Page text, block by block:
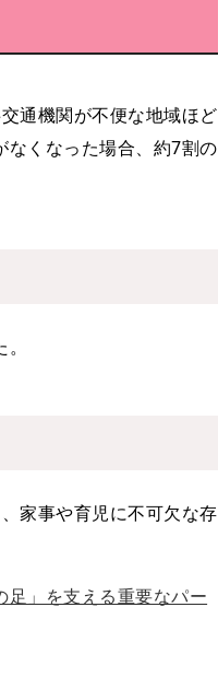
通機関が不便な地域ほど
なくなった場合、約7割の
家事や育児に不可欠な存
足」を支える重要なパー